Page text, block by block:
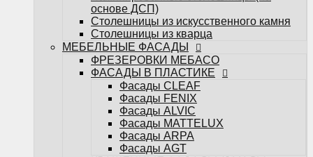
ФАСАДЫ В ПЛЁНКЕ ПВХ
Пленки ADILET
Пленки GREENWOOD
Пленки ТАДЖ
ФАСАДЫ ИЗ МАССИВА ДЕРЕВА
ШПОНИРОВАННЫЕ ФАСАДЫ
КУХОННЫЕ ФАРТУКИ
КУХОННЫЕ ФАРТУКИ НА ОСНОВЕ
КУХОННЫЕ ФАРТУКИ ИЗ КАМНЯ
(акрил, кварц, мрамор)
КУХОННЫЕ ФАРТУКИ С
основе ДСП)
Столешницы из искусственного камня
Столешницы из кварца
МЕБЕЛЬНЫЕ ФАСАДЫ
ФРЕЗЕРОВКИ МЕБАСО
ФАСАДЫ В ПЛАСТИКЕ
Фасады CLEAF
Фасады FENIX
Фасады ALVIC
Фасады MATTELUX
Фасады ARPA
Фасады AGT